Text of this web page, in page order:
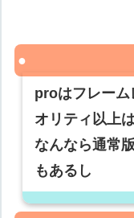
proはフレーム
オリティ以上
なんなら通常
もあるし